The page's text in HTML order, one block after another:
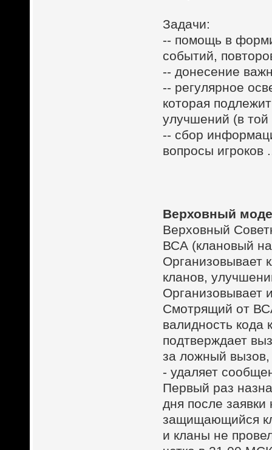
Задачи:
-- помощь в
событий,
-- донесение
-- регулярное
которая
улучшений (в
-- сбор
вопросы игроков
Верховный
Верховный
ВСА (клановый
Организовывает
кланов,
Организовывает
Смотрящий от
валидность кода
подтверждает
за ложный
- удаляет
Первый раз
дня после
защищающийся
и кланы не